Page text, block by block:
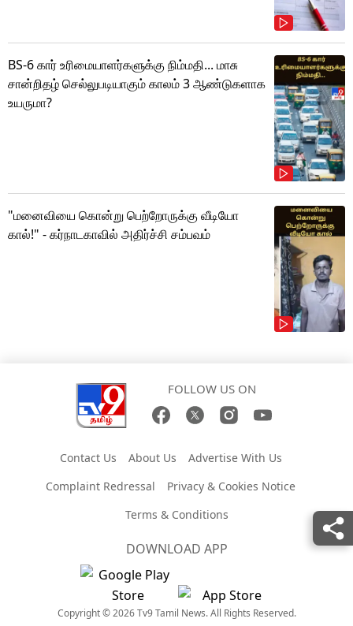
BS-6 கார் உரிமையாளர்களுக்கு நிம்மதி... மாசு
சான்றிதழ் செல்லுபடியாகும் காலம் 3 ஆண்டுகளாக
உயருமா?
"மனைவியை கொன்று பெற்றோருக்கு வீடியோ
கால்!" - கர்நாடகாவில் அதிர்ச்சி சம்பவம்
FOLLOW US ON
Contact Us About Us
Advertise With Us
Complaint Redressal
Privacy & Cookies Notice
Terms & Conditions
DOWNLOAD APP
Copyright © 2026 Tv9 Tamil News. All Rights Reserved.